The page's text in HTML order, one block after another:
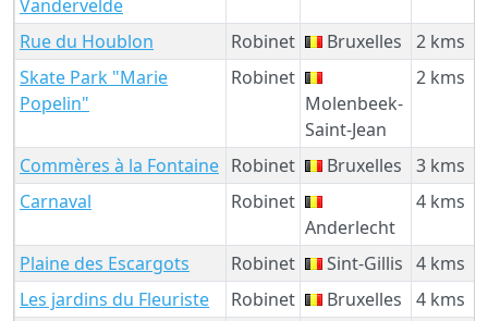
Vandervelde
Rue du Houblon
Robinet Bruxelles
2 kms
Skate Park "Marie
Popelin"
Robinet
Molenbeek-
Saint-Jean
2 kms
Commères à la Fontaine Robinet Bruxelles
3 kms
Carnaval
Robinet
Anderlecht
4 kms
Plaine des Escargots Robinet Sint-Gillis 4 kms
Les jardins du Fleuriste
Robinet Bruxelles
4 kms